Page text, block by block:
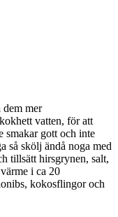
mer
vatten, för att
smakar gott och inte
så skölj ändå noga med
tillsätt hirsgrynen, salt,
i ca 20
kokosflingor och